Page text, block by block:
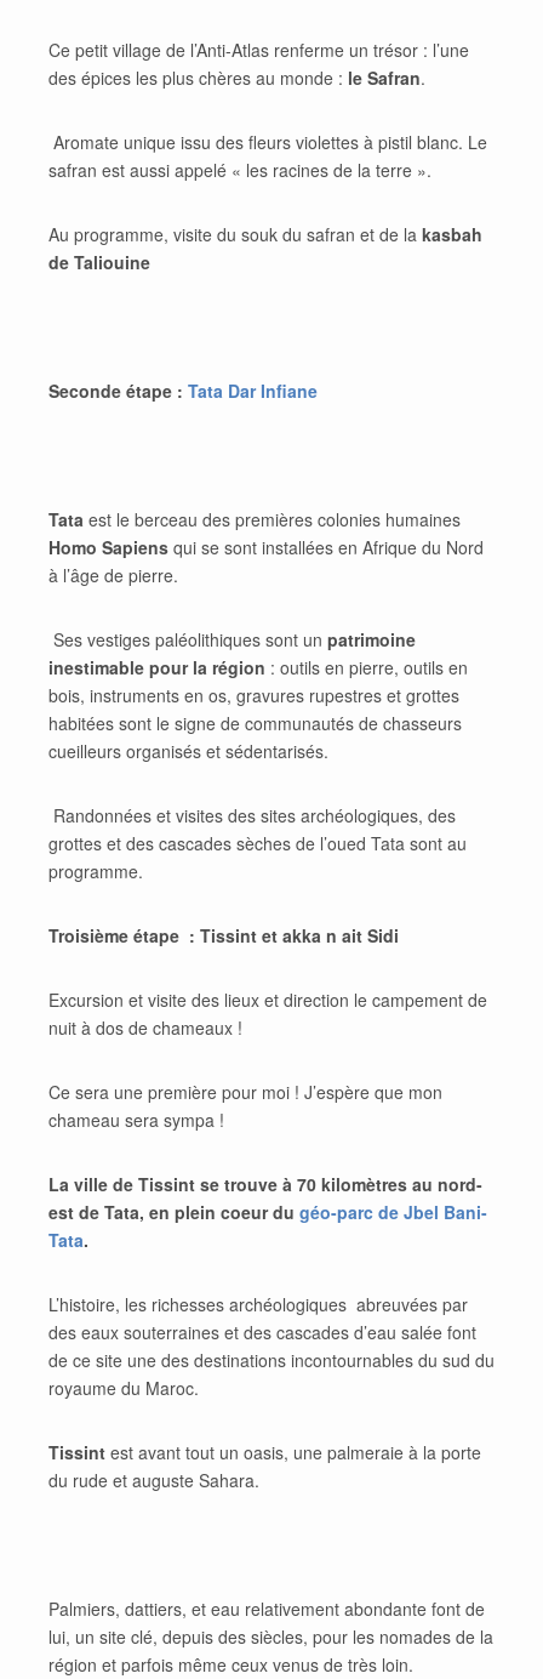
Ce petit village de l’Anti-Atlas renferme un trésor : l’une
des épices les plus chères au monde : le Safran.
Aromate unique issu des fleurs violettes à pistil blanc. Le
safran est aussi appelé « les racines de la terre ».
Au programme, visite du souk du safran et de la kasbah
de Taliouine
Seconde étape : Tata Dar Infiane
Tata est le berceau des premières colonies humaines
Homo Sapiens qui se sont installées en Afrique du Nord
à l’âge de pierre.
Ses vestiges paléolithiques sont un patrimoine
inestimable pour la région : outils en pierre, outils en
bois, instruments en os, gravures rupestres et grottes
habitées sont le signe de communautés de chasseurs
cueilleurs organisés et sédentarisés.
Randonnées et visites des sites archéologiques, des
grottes et des cascades sèches de l’oued Tata sont au
programme.
Troisième étape : Tissint et akka n ait Sidi
Excursion et visite des lieux et direction le campement de
nuit à dos de chameaux !
Ce sera une première pour moi ! J’espère que mon
chameau sera sympa !
La ville de Tissint se trouve à 70 kilomètres au nord-
est de Tata, en plein coeur du géo-parc de Jbel Bani-
Tata.
L’histoire, les richesses archéologiques abreuvées par
des eaux souterraines et des cascades d’eau salée font
de ce site une des destinations incontournables du sud du
royaume du Maroc.
Tissint est avant tout un oasis, une palmeraie à la porte
du rude et auguste Sahara.
Palmiers, dattiers, et eau relativement abondante font de
lui, un site clé, depuis des siècles, pour les nomades de la
région et parfois même ceux venus de très loin.